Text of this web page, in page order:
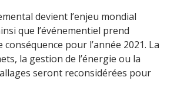
devient l’enjeu mondial
que l’événementiel prend
conséquence pour l’année 2021. La
la gestion de l’énergie ou la
seront reconsidérées pour